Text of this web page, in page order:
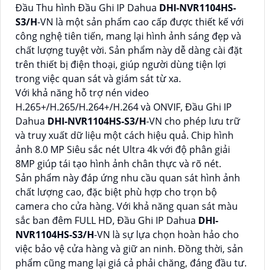
Đầu Thu hình Đầu Ghi IP Dahua DHI-NVR1104HS-
S3/H-VN là một sản phẩm cao cấp được thiết kế với
công nghệ tiên tiến, mang lại hình ảnh sáng đẹp và
chất lượng tuyệt vời. Sản phẩm này dễ dàng cài đặt
trên thiết bị điện thoại, giúp người dùng tiện lợi
trong việc quan sát và giám sát từ xa.
Với khả năng hỗ trợ nén video
H.265+/H.265/H.264+/H.264 và ONVIF, Đầu Ghi IP
Dahua DHI-NVR1104HS-S3/H-VN cho phép lưu trữ
và truy xuất dữ liệu một cách hiệu quả. Chip hình
ảnh 8.0 MP Siêu sắc nét Ultra 4k với độ phân giải
8MP giúp tái tạo hình ảnh chân thực và rõ nét.
Sản phẩm này đáp ứng nhu cầu quan sát hình ảnh
chất lượng cao, đặc biệt phù hợp cho trọn bộ
camera cho cửa hàng. Với khả năng quan sát màu
sắc ban đêm FULL HD, Đầu Ghi IP Dahua DHI-
NVR1104HS-S3/H-VN là sự lựa chọn hoàn hảo cho
việc bảo vệ cửa hàng và giữ an ninh. Đồng thời, sản
phẩm cũng mang lại giá cả phải chăng, đáng đầu tư.